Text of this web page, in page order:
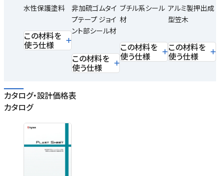
水性保護塗料
この材料を
使う仕様
非加硫ゴムタイ
プテープ ジョイ
ント部シール材
この材料を
使う仕様
ブチル系シール
材
この材料を
使う仕様
アルミ製押出成
型笠木
この材料を
使う仕様
カタログ・設計価格表
カタログ